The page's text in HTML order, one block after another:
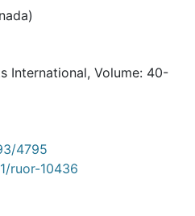
International, Volume: 40-
4795
ruor-10436